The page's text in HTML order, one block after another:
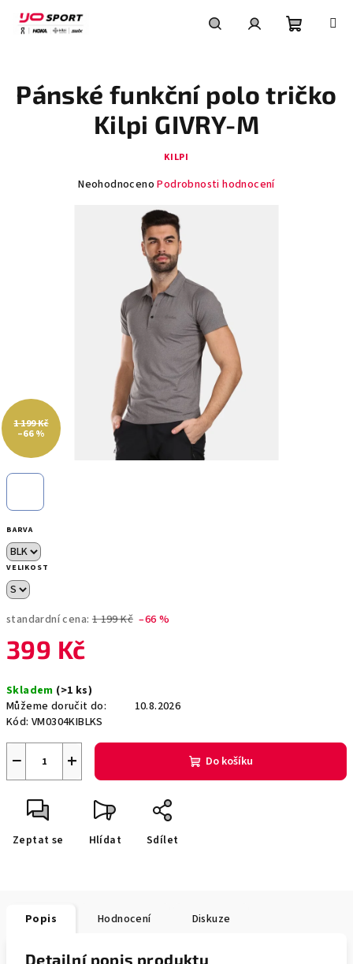
obsah
košík
BARVA
VELIKOST
standardní cena: 1 199 Kč –66 %
399 Kč
cena:
Skladem (>1 ks)
Můžeme doručit do:
10.8.2026
Kód: VM0304KIBLKS
+
− Do košíku
Zeptat se Hlídat Sdílet
Pánské funkční polo tričko
Kilpi GIVRY-M
KILPI
Průměrné
hvězdiček.
Neohodnoceno Podrobnosti hodnocení
1 199 Kč
–66 %
Popis Hodnocení Diskuze
Detailní popis produktu